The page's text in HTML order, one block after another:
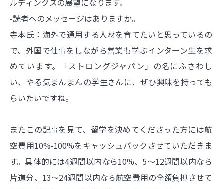
ルディングスの展望になります。
-読者へのメッセージはありますか。
寺本氏：海外で通用する人材を育てたいと思っているの
で、外国で仕事をしながら営業も学ぶインターン生を求
めています。「ストロングジャパン」の名にふさわし
い、やる気まんまんの学生さんに、ぜひ興味を持っても
らいたいですね。
またこの記事を見て、留学を決めてくださった方には航
空費用10%-100%をキャッシュバックさせていただきま
す。具体的には4週間以内なら10%、5〜12週間以内なら
片道分、13〜24週間以内なら航空費用の全額負担させて